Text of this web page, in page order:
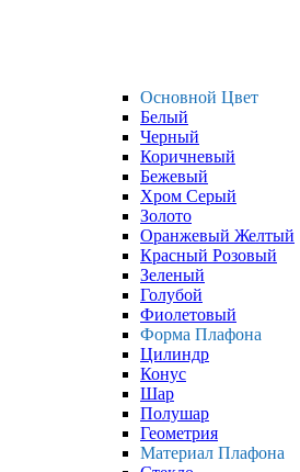
Основной Цвет
Белый
Черный
Коричневый
Бежевый
Хром Серый
Золото
Оранжевый Желтый
Красный Розовый
Зеленый
Голубой
Фиолетовый
Форма Плафона
Цилиндр
Конус
Шар
Полушар
Геометрия
Материал Плафона